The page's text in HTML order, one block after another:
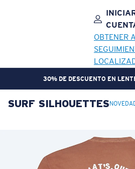
OBTENER
30% DE DESCUENTO EN
OBJETIVO ACTUALIZADO
SURF SILHOUETTES